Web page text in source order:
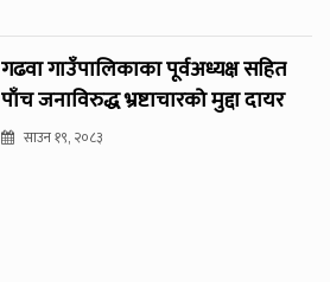
गढवा गाउँपालिकाका पूर्वअध्यक्ष सहित
पाँच जनाविरुद्ध भ्रष्टाचारको मुद्दा दायर
साउन १९, २०८३